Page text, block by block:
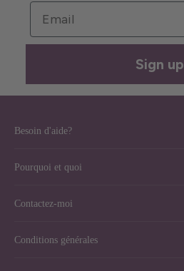
Email
Sign up
Besoin d'aide?
Pourquoi et quoi
Contactez-moi
Conditions générales